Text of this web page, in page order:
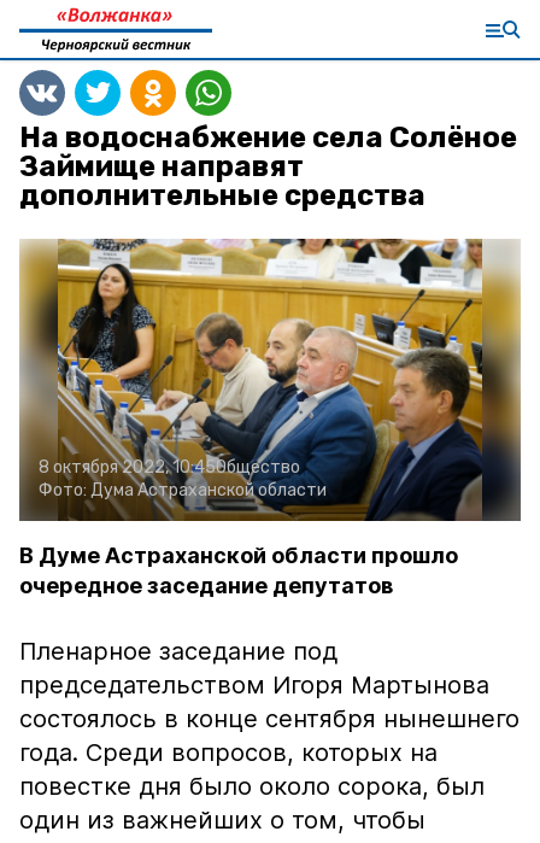
На водоснабжение села Солёное
Займище направят
дополнительные средства
8 октября 2022, 10:45Общество
Фото: Дума Астраханской области
В Думе Астраханской области прошло
очередное заседание депутатов
Пленарное заседание под
председательством Игоря Мартынова
состоялось в конце сентября нынешнего
года. Среди вопросов, которых на
повестке дня было около сорока, был
один из важнейших о том, чтобы